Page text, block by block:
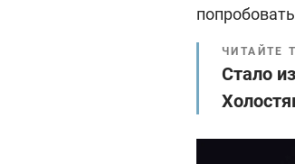
ЧИТАЙТЕ
Стало